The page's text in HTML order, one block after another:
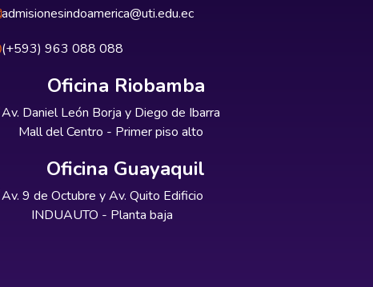
admisionesindoamerica@uti.edu.ec
(+593) 963 088 088
Oficina Riobamba
Av. Daniel León Borja y Diego de Ibarra
Mall del Centro - Primer piso alto
Oficina Guayaquil
Av. 9 de Octubre y Av. Quito Edificio
INDUAUTO - Planta baja